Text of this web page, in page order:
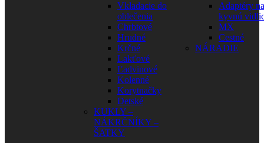
Vkladacie do
oblečenia
Chrbtové
Hrudné
Krčné
Lakťové
Ľadvinové
Kolenné
Korytnačky
Detské
KUKLY –
NÁKRČNÍKY –
ŠATKY
Adaptéry na
kyvnú
MX
Cestné
NÁRADIE